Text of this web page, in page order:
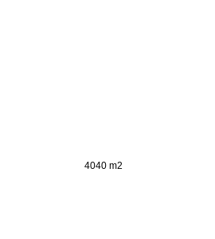
4040 m2